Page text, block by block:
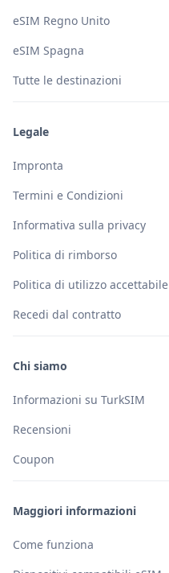
eSIM Regno Unito
eSIM Spagna
Tutte le destinazioni
Legale
Impronta
Termini e Condizioni
Informativa sulla privacy
Politica di rimborso
Politica di utilizzo accettabile
Recedi dal contratto
Chi siamo
Informazioni su TurkSIM
Recensioni
Coupon
Maggiori informazioni
Come funziona